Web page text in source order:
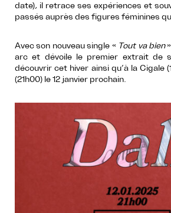
date), il retrace ses expériences et
passés auprès des figures féminines
Avec son nouveau single « Tout va bien
arc et dévoile le premier extrait de
découvrir cet hiver ainsi qu’à la Cigale
(21h00) le 12 janvier prochain.